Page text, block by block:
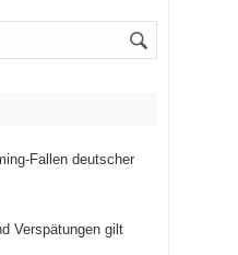
Fallen deutscher
Verspätungen gilt